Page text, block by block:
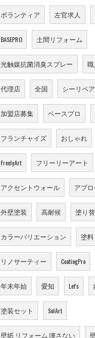
ボランティア 左官求人
BASEPRO 土間リフォーム
光触媒抗菌消臭スプレー 職
代理店 全国 シーリペア
加盟店募集 ベースプロ
フランチャイズ おしゃれ
FreelyArt フリーリーアート
アクセントウォール アプ
外壁塗装 高耐候 塗り
カラーバリエーション 塗料
リノサーティー CoatingPro
年末年始 愛知 Let's
塗装セット SolArt
壁紙 リフォーム 壊さない